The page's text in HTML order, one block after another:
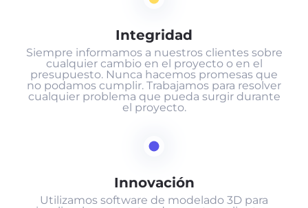
Integridad
Siempre informamos a nuestros clientes sobre
cualquier cambio en el proyecto o en el
presupuesto. Nunca hacemos promesas que
no podamos cumplir. Trabajamos para resolver
cualquier problema que pueda surgir durante
el proyecto.
Innovación
Utilizamos software de modelado 3D para